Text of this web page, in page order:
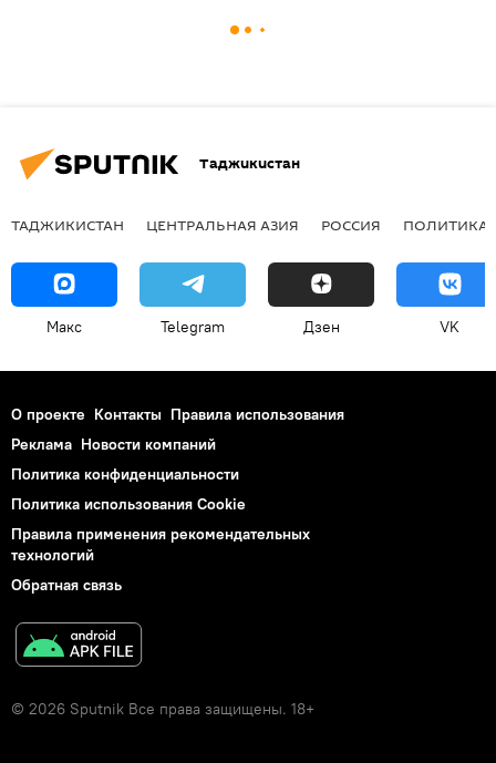
Таджикистан
ТАДЖИКИСТАН ЦЕНТРАЛЬНАЯ АЗИЯ РОССИЯ ПОЛИТИКА
Макс Telegram Дзен VK
О проекте Контакты Правила использования
Реклама Новости компаний
Политика конфиденциальности
Политика использования Cookie
Правила применения рекомендательных
технологий
Обратная связь
© 2026 Sputnik Все права защищены. 18+